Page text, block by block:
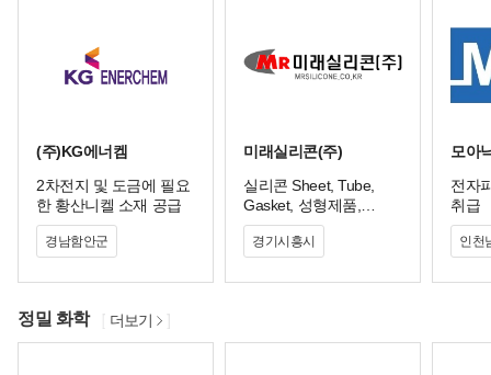
(주)KG에너켐
2차전지 및 도금에 필요
한 황산니켈 소재 공급
경남함안군
미래실리콘(주)
실리콘 Sheet, Tube,
Gasket, 성형제품,
Heating System 등 다양
경기시흥시
모아
전자
취급
인천
정밀 화학 더보기